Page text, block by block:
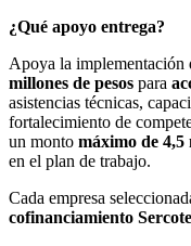
¿Qué apoyo entrega?
Apoya la implementación
millones de pesos para
asistencias técnicas,
fortalecimiento de
un monto máximo de 4,5
en el plan de trabajo.
Cada empresa
cofinanciamiento